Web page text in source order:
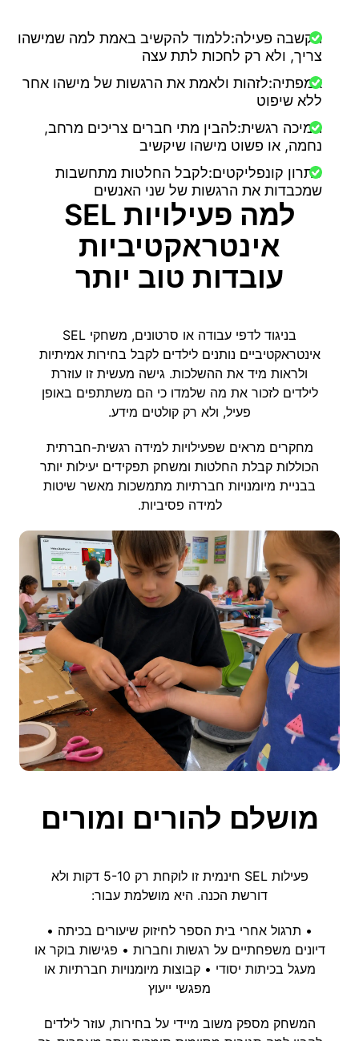
הקשבה פעילה:ללמוד להקשיב באמת למה שמישהו
צריך, ולא רק לחכות לתת עצה
אמפתיה:לזהות ולאמת את הרגשות של מישהו אחר
ללא שיפוט
תמיכה רגשית:להבין מתי חברים צריכים מרחב,
נחמה, או פשוט מישהו שיקשיב
פתרון קונפליקטים:לקבל החלטות מתחשבות
שמכבדות את הרגשות של שני האנשים
למה פעילויות SEL
אינטראקטיביות
עובדות טוב יותר
בניגוד לדפי עבודה או סרטונים, משחקי SEL
אינטראקטיביים נותנים לילדים לקבל בחירות אמיתיות
ולראות מיד את ההשלכות. גישה מעשית זו עוזרת
לילדים לזכור את מה שלמדו כי הם משתתפים באופן
פעיל, ולא רק קולטים מידע.
מחקרים מראים שפעילויות למידה רגשית-חברתית
הכוללות קבלת החלטות ומשחק תפקידים יעילות יותר
בבניית מיומנויות חברתיות מתמשכות מאשר שיטות
למידה פסיביות.
מושלם להורים ומורים
פעילות SEL חינמית זו לוקחת רק 5-10 דקות ולא
דורשת הכנה. היא מושלמת עבור:
• תרגול אחרי בית הספר לחיזוק שיעורים בכיתה •
דיונים משפחתיים על רגשות וחברות • פגישות בוקר או
מעגל בכיתות יסודי • קבוצות מיומנויות חברתיות או
מפגשי ייעוץ
המשחק מספק משוב מיידי על בחירות, עוזר לילדים